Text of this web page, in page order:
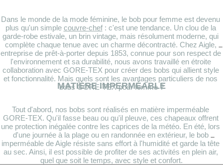
Dans le monde de la mode féminine, le bob pour femme est devenu
plus qu'un simple couvre-chef : c'est une tendance. Un clou de la
garde-robe estivale, un brin vintage, mais résolument moderne, qui
complète chaque tenue avec un charme décontracté. Chez Aigle,
entreprise de prêt-à-porter depuis 1853, connue pour son respect de
l'environnement et sa durabilité, nous avons travaillé en étroite
collaboration avec GORE-TEX pour créer des bobs qui allient style
et fonctionnalité. Mais quels sont les avantages particuliers de nos
bobs GORE-TEX pour femme ?
MATIÈRE IMPERMÉABLE
Tout d'abord, nos bobs sont réalisés en matière imperméable
GORE-TEX. Qu'il fasse beau ou qu'il pleuve, ces chapeaux offrent
une protection inégalée contre les caprices de la météo. En été, lors
d'une journée à la plage ou en randonnée en extérieur, le bob
imperméable de Aigle résiste sans effort à l'humidité et garde la tête
au sec. Ainsi, il est possible de profiter de ses activités en plein air,
quel que soit le temps, avec style et confort.